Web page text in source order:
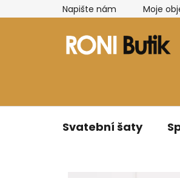
na
Napište nám Moje
Svatební šaty